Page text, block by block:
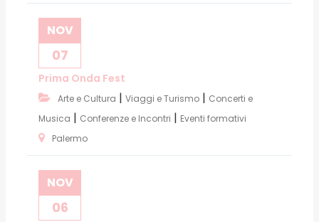
NOV
07
Prima Onda Fest
Arte e Cultura | Viaggi e Turismo | Concerti e
Musica | Conferenze e Incontri | Eventi formativi
Palermo
NOV
06